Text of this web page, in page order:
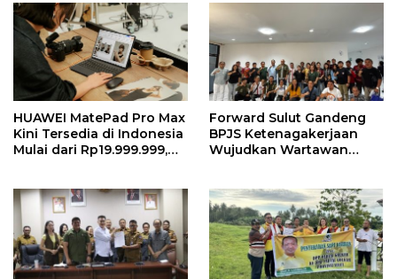
HUAWEI MatePad Pro Max
Kini Tersedia di Indonesia
Mulai dari Rp19.999.999,
Tertipis dan Teringan
Forward Sulut Gandeng
BPJS Ketenagakerjaan
Wujudkan Wartawan